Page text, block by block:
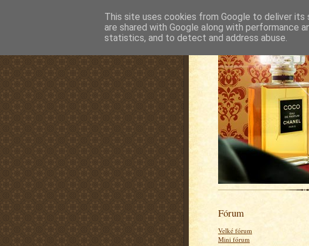
Fórum
Velké fórum
Mini fórum
This site uses cookies from Google to deliver its
are shared with Google along with performance
statistics, and to detect and address abuse.